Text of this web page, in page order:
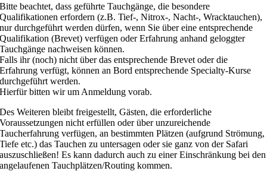
Bitte beachtet, dass geführte Tauchgänge, die besondere
Qualifikationen erfordern (z.B. Tief-, Nitrox-, Nacht-, Wracktauchen),
nur durchgeführt werden dürfen, wenn Sie über eine entsprechende
Qualifikation (Brevet) verfügen oder Erfahrung anhand geloggter
Tauchgänge nachweisen können.
Falls ihr (noch) nicht über das entsprechende Brevet oder die
Erfahrung verfügt, können an Bord entsprechende Specialty-Kurse
durchgeführt werden.
Hierfür bitten wir um Anmeldung vorab.
Des Weiteren bleibt freigestellt, Gästen, die erforderliche
Voraussetzungen nicht erfüllen oder über unzureichende
Taucherfahrung verfügen, an bestimmten Plätzen (aufgrund Strömung,
Tiefe etc.) das Tauchen zu untersagen oder sie ganz von der Safari
auszuschließen! Es kann dadurch auch zu einer Einschränkung bei den
angelaufenen Tauchplätzen/Routing kommen.